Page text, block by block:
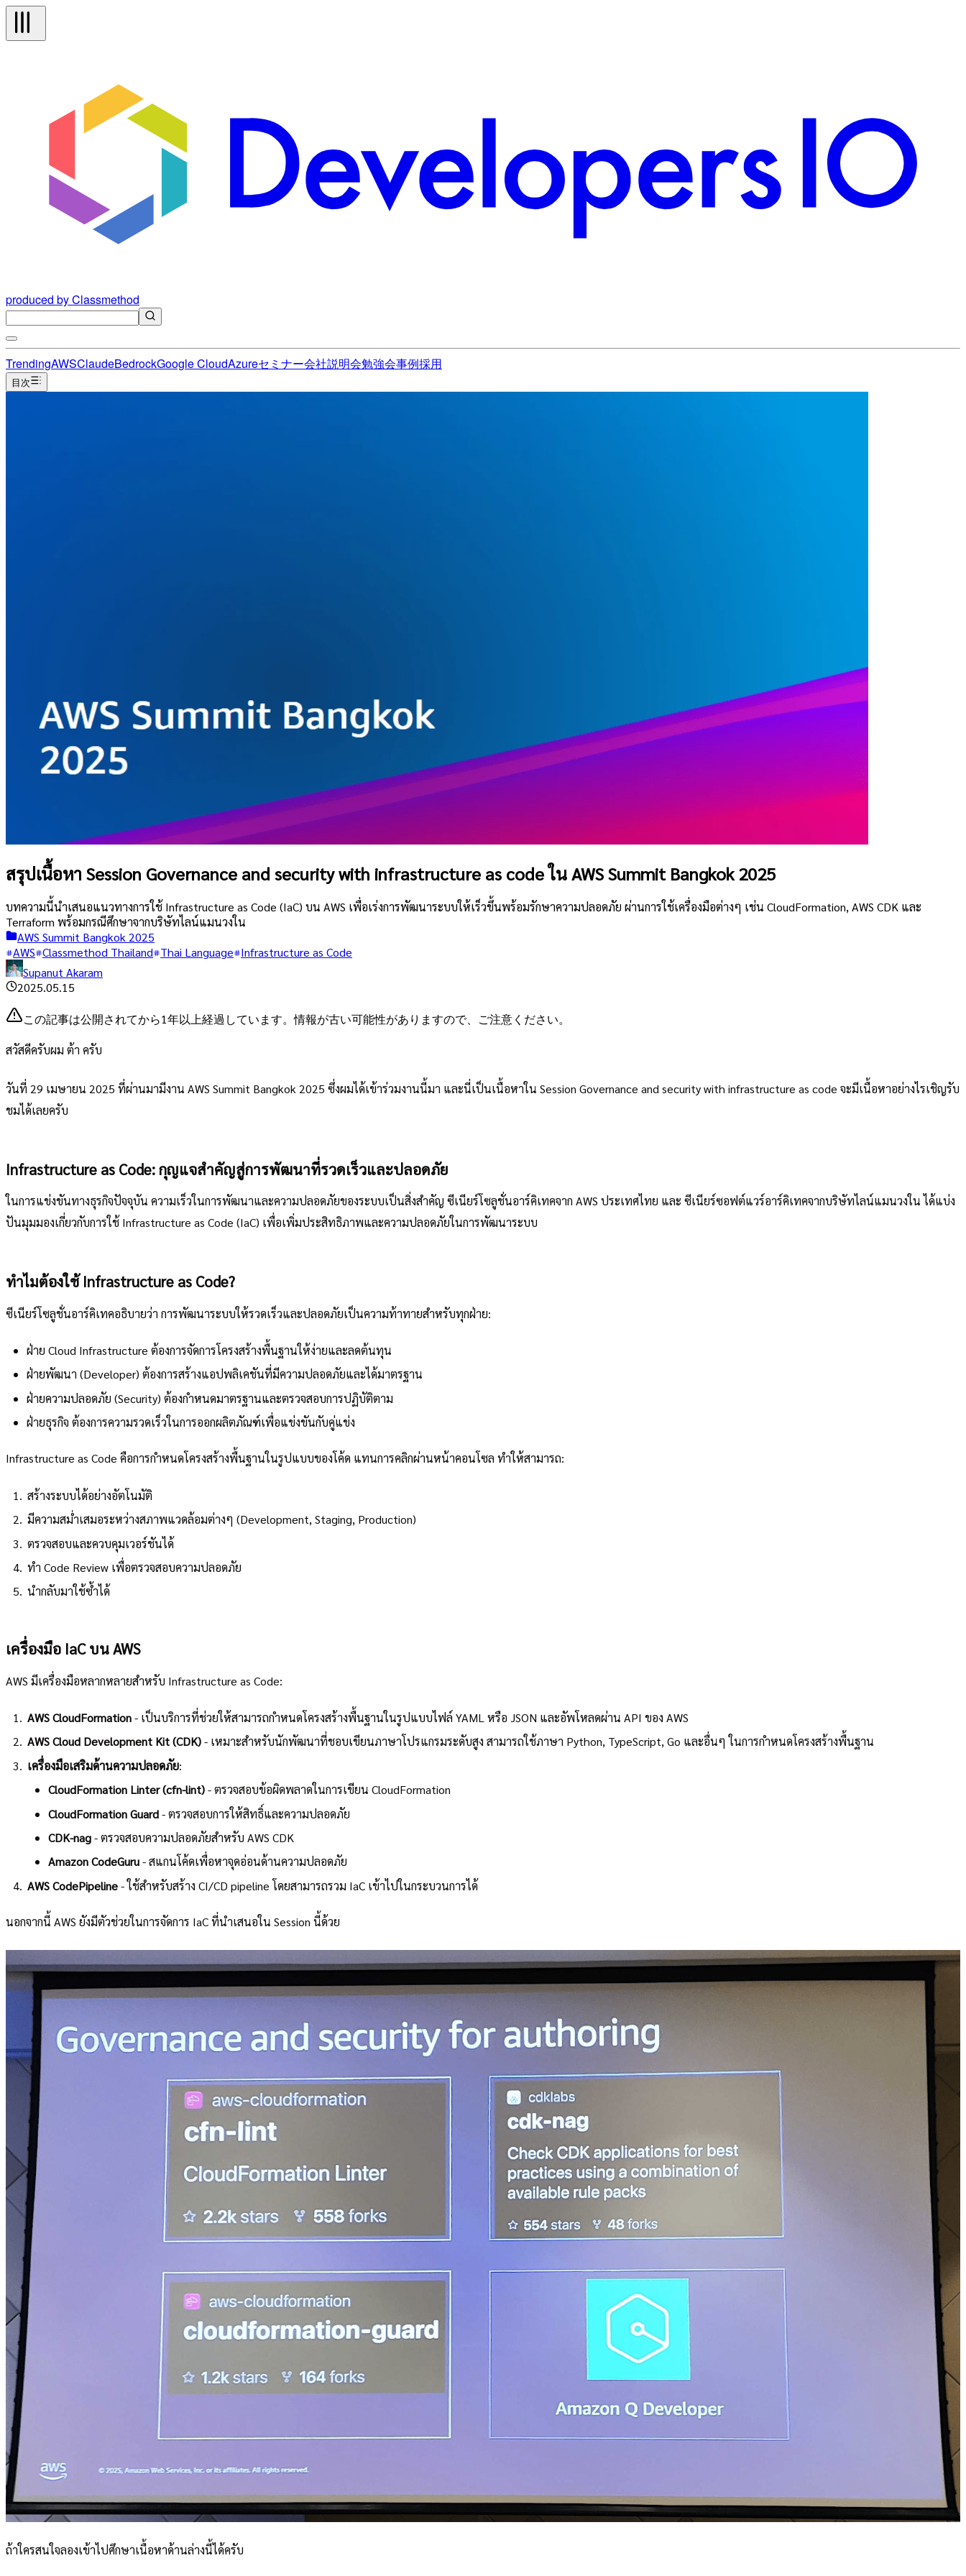
produced by Classmethod
TrendingAWSClaudeBedrockGoogle CloudAzureセミナー会社説明会勉強会事例採用
目次
สรุปเนื้อหา Session Governance and security with infrastructure as code ใน AWS Summit Bangkok 2025
บทความนี้นำเสนอแนวทางการใช้ Infrastructure as Code (IaC) บน AWS เพื่อเร่งการพัฒนาระบบให้เร็วขึ้นพร้อมรักษาความปลอดภัย ผ่านการใช้เครื่องมือต่างๆ เช่น CloudFormation, AWS CDK และ
Terraform พร้อมกรณีศึกษาจากบริษัทไลน์แมนวงใน
AWS Summit Bangkok 2025
AWS Classmethod Thailand Thai Language Infrastructure as Code
Supanut Akaram
2025.05.15
この記事は公開されてから1年以上経過しています。情報が古い可能性がありますので、ご注意ください。
สวัสดีครับผม ต้า ครับ
วันที่ 29 เมษายน 2025 ที่ผ่านมามีงาน AWS Summit Bangkok 2025 ซึ่งผมได้เข้าร่วมงานนี้มา และนี่เป็นเนื้อหาใน Session Governance and security with infrastructure as code จะมีเนื้อหาอย่างไรเชิญรับ
ชมได้เลยครับ
Infrastructure as Code: กุญแจสำคัญสู่การพัฒนาที่รวดเร็วและปลอดภัย
ในการแข่งขันทางธุรกิจปัจจุบัน ความเร็วในการพัฒนาและความปลอดภัยของระบบเป็นสิ่งสำคัญ ซีเนียร์โซลูชั่นอาร์คิเทคจาก AWS ประเทศไทย และ ซีเนียร์ซอฟต์แวร์อาร์คิเทคจากบริษัทไลน์แมนวงใน ได้แบ่ง
ปันมุมมองเกี่ยวกับการใช้ Infrastructure as Code (IaC) เพื่อเพิ่มประสิทธิภาพและความปลอดภัยในการพัฒนาระบบ
ทำไมต้องใช้ Infrastructure as Code?
ซีเนียร์โซลูชั่นอาร์คิเทคอธิบายว่า การพัฒนาระบบให้รวดเร็วและปลอดภัยเป็นความท้าทายสำหรับทุกฝ่าย:
ฝ่าย Cloud Infrastructure ต้องการจัดการโครงสร้างพื้นฐานให้ง่ายและลดต้นทุน
ฝ่ายพัฒนา (Developer) ต้องการสร้างแอปพลิเคชันที่มีความปลอดภัยและได้มาตรฐาน
ฝ่ายความปลอดภัย (Security) ต้องกำหนดมาตรฐานและตรวจสอบการปฏิบัติตาม
ฝ่ายธุรกิจ ต้องการความรวดเร็วในการออกผลิตภัณฑ์เพื่อแข่งขันกับคู่แข่ง
Infrastructure as Code คือการกำหนดโครงสร้างพื้นฐานในรูปแบบของโค้ด แทนการคลิกผ่านหน้าคอนโซล ทำให้สามารถ:
สร้างระบบได้อย่างอัตโนมัติ
มีความสม่ำเสมอระหว่างสภาพแวดล้อมต่างๆ (Development, Staging, Production)
ตรวจสอบและควบคุมเวอร์ชันได้
ทำ Code Review เพื่อตรวจสอบความปลอดภัย
นำกลับมาใช้ซ้ำได้
เครื่องมือ IaC บน AWS
AWS มีเครื่องมือหลากหลายสำหรับ Infrastructure as Code:
AWS CloudFormation- เป็นบริการที่ช่วยให้สามารถกำหนดโครงสร้างพื้นฐานในรูปแบบไฟล์ YAML หรือ JSON และอัพโหลดผ่าน API ของ AWS
AWS Cloud Development Kit (CDK)- เหมาะสำหรับนักพัฒนาที่ชอบเขียนภาษาโปรแกรมระดับสูง สามารถใช้ภาษา Python, TypeScript, Go และอื่นๆ ในการกำหนดโครงสร้างพื้นฐาน
เครื่องมือเสริมด้านความปลอดภัย:
CloudFormation Linter (cfn-lint)- ตรวจสอบข้อผิดพลาดในการเขียน CloudFormation
CloudFormation Guard- ตรวจสอบการให้สิทธิ์และความปลอดภัย
CDK-nag- ตรวจสอบความปลอดภัยสำหรับ AWS CDK
Amazon CodeGuru- สแกนโค้ดเพื่อหาจุดอ่อนด้านความปลอดภัย
AWS CodePipeline- ใช้สำหรับสร้าง CI/CD pipeline โดยสามารถรวม IaC เข้าไปในกระบวนการได้
นอกจากนี้ AWS ยังมีตัวช่วยในการจัดการ IaC ที่นำเสนอใน Session นี้ด้วย
ถ้าใครสนใจลองเข้าไปศึกษาเนื้อหาด้านล่างนี้ได้ครับ